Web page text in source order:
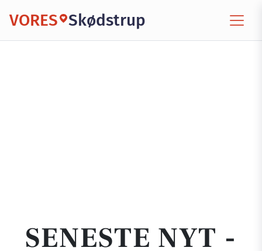
VORES Skødstrup
SENESTE NYT -